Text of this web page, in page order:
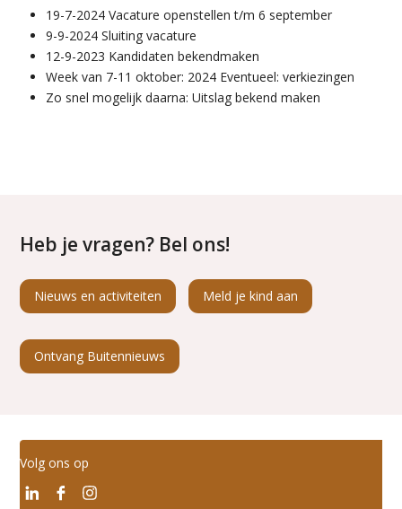
19-7-2024 Vacature openstellen t/m 6 september
9-9-2024Sluiting vacature
1 2-9-2023 Kandidaten bekendmaken
Week van 7-11 oktober: 2024 Eventueel:verkiezingen
Zo snel mogelijk daarna: Uitslag bekend maken
Heb je vragen? Bel ons!
Nieuws en activiteiten Meld je kind aan
Ontvang Buitennieuws
Volg ons op